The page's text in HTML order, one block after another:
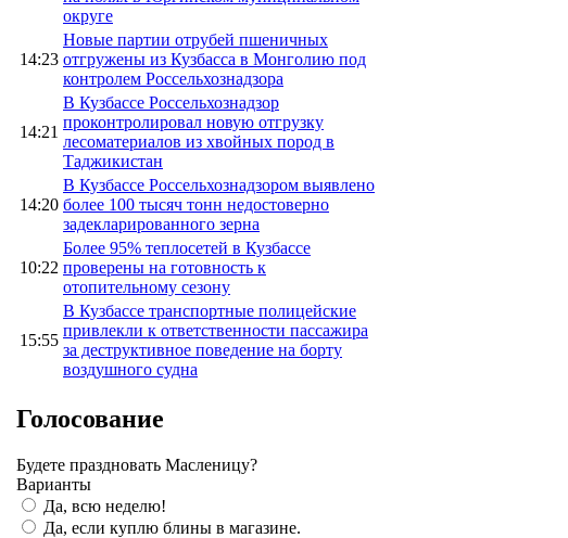
округе
14:23
Новые партии отрубей пшеничных
отгружены из Кузбасса в Монголию под
контролем Россельхознадзора
14:21
В Кузбассе Россельхознадзор
проконтролировал новую отгрузку
лесоматериалов из хвойных пород в
Таджикистан
14:20
В Кузбассе Россельхознадзором выявлено
более 100 тысяч тонн недостоверно
задекларированного зерна
10:22
Более 95% теплосетей в Кузбассе
проверены на готовность к
отопительному сезону
15:55
В Кузбассе транспортные полицейские
привлекли к ответственности пассажира
за деструктивное поведение на борту
воздушного судна
Голосование
Будете праздновать Масленицу?
Варианты
Да, всю неделю!
Да, если куплю блины в магазине.